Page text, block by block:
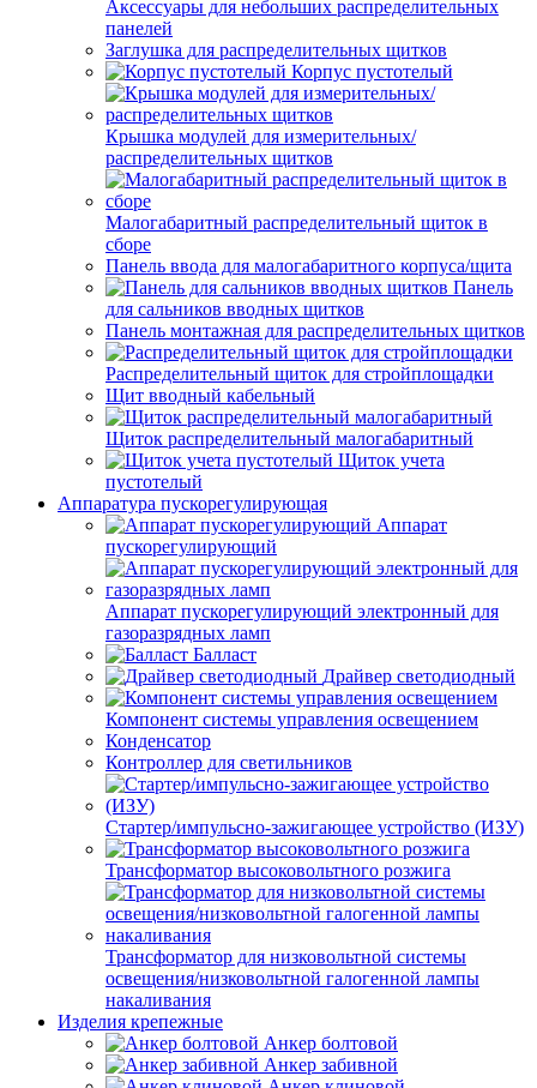
Аксессуары для небольших распределительных
панелей
Заглушка для распределительных щитков
Корпус пустотелый
Крышка модулей для измерительных/
распределительных щитков
Малогабаритный распределительный щиток в
сборе
Панель ввода для малогабаритного корпуса/щита
Панель
для сальников вводных щитков
Панель монтажная для распределительных щитков
Распределительный щиток для стройплощадки
Щит вводный кабельный
Щиток распределительный малогабаритный
Щиток учета
пустотелый
Аппаратура пускорегулирующая
Аппарат
пускорегулирующий
Аппарат пускорегулирующий электронный для
газоразрядных ламп
Балласт
Драйвер светодиодный
Компонент системы управления освещением
Конденсатор
Контроллер для светильников
Стартер/импульсно-зажигающее устройство (ИЗУ)
Трансформатор высоковольтного розжига
Трансформатор для низковольтной системы
освещения/низковольтной галогенной лампы
накаливания
Изделия крепежные
Анкер болтовой
Анкер забивной